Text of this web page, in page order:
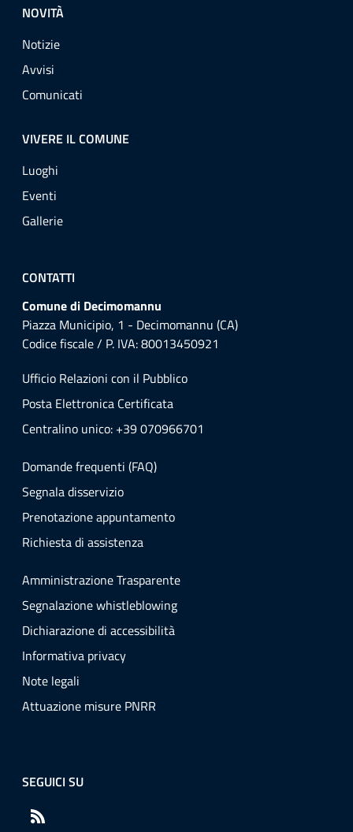
NOVITÀ
Notizie
Avvisi
Comunicati
VIVERE IL COMUNE
Luoghi
Eventi
Gallerie
CONTATTI
Comune di Decimomannu
Piazza Municipio, 1 - Decimomannu (CA)
Codice fiscale / P. IVA: 80013450921
Ufficio Relazioni con il Pubblico
Posta Elettronica Certificata
Centralino unico: +39 070966701
Domande frequenti (FAQ)
Segnala disservizio
Prenotazione appuntamento
Richiesta di assistenza
Amministrazione Trasparente
Segnalazione whistleblowing
Dichiarazione di accessibilità
Informativa privacy
Note legali
Attuazione misure PNRR
SEGUICI SU